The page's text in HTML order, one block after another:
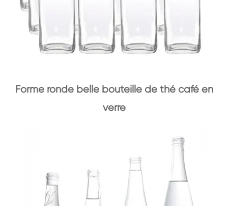
Forme ronde belle bouteille de thé café en
verre